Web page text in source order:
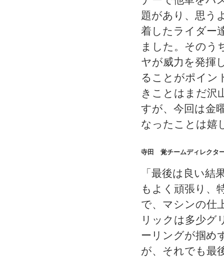
題があり、思う
着したライダー
ました。そのう
ヤが威力を発揮
ることがポイン
きことはまだ沢
すが、今回は金
なったことは嬉
寺田 覚チームディレクタ
「最後は良い
もよく頑張り、
で、マシンの仕
リックは多少グ
ーリングが掴め
が、それでも最